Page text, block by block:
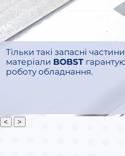
< >
Тільки такі запасні
матеріали BOBST
роботу обладнання.